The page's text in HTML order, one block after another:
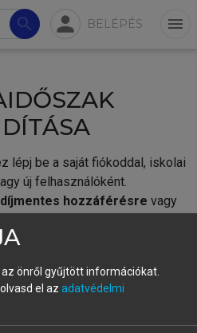
search person BELÉPÉS menu
lépj be a saját fiókoddal, iskolai
új felhasználóként.
hozzáférésre vagy
hozz létre új fiókot.
automatikusan
önről gyűjtött információkat.
el az adatvédelmi